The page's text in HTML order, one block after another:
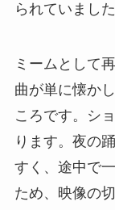
られていました
ミームとして
曲が単に懐か
ころです。シ
ります。夜の
すく、途中で
ため、映像の